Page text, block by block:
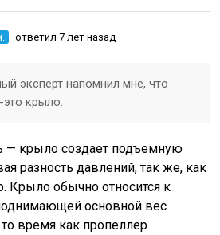
ответил 7 лет назад
эксперт напомнил мне, что
это крыло.
— крыло создает подъемную
разность давлений, так же, как
Крыло обычно относится к
основной вес
время как пропеллер